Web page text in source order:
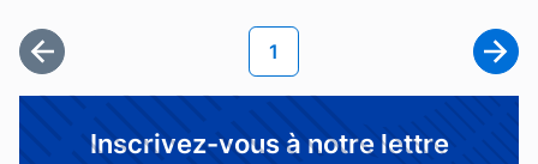
Première page
Page courante
1
Inscrivez-vous à notre lettre